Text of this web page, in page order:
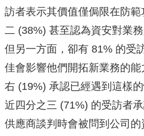
訪者表示其價值僅侷限在防
二 (38%) 甚至認為資安對業
但另一方面，卻有 81% 的受
佳會影響他們開拓新業務的能
右 (19%) 承認已經遇到這樣
近四分之三 (71%) 的受訪者
供應商談判時會被問到公司的